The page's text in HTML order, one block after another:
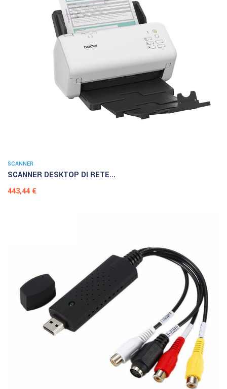
SCANNER
SCANNER DESKTOP DI RETE...
Prezzo
443,44 €